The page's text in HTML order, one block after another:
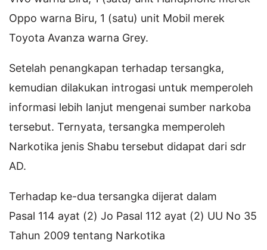
Oppo warna Biru, 1 (satu) unit Mobil merek
Toyota Avanza warna Grey.
Setelah penangkapan terhadap tersangka,
kemudian dilakukan introgasi untuk memperoleh
informasi lebih lanjut mengenai sumber narkoba
tersebut. Ternyata, tersangka memperoleh
Narkotika jenis Shabu tersebut didapat dari sdr
AD.
Terhadap ke-dua tersangka dijerat dalam
Pasal 114 ayat (2) Jo Pasal 112 ayat (2) UU No 35
Tahun 2009 tentang Narkotika